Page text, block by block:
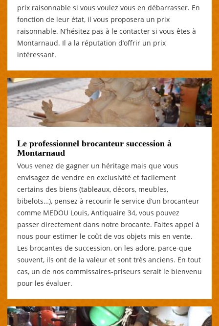
prix raisonnable si vous voulez vous en débarrasser. En
fonction de leur état, il vous proposera un prix
raisonnable. N’hésitez pas à le contacter si vous êtes à
Montarnaud. Il a la réputation d’offrir un prix
intéressant.
Le professionnel brocanteur succession à
Montarnaud
Vous venez de gagner un héritage mais que vous
envisagez de vendre en exclusivité et facilement
certains des biens (tableaux, décors, meubles,
bibelots…), pensez à recourir le service d’un brocanteur
comme MEDOU Louis, Antiquaire 34, vous pouvez
passer directement dans notre brocante. Faites appel à
nous pour estimer le coût de vos objets mis en vente.
Les brocantes de succession, on les adore, parce-que
souvent, ils ont de la valeur et sont très anciens. En tout
cas, un de nos commissaires-priseurs serait le bienvenu
pour les évaluer.